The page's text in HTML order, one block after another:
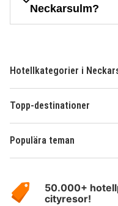
Neckarsulm?
Hotellkategorier i
Topp-destinationer
Populära teman
HotelSpecials
50.000+
cityresor!